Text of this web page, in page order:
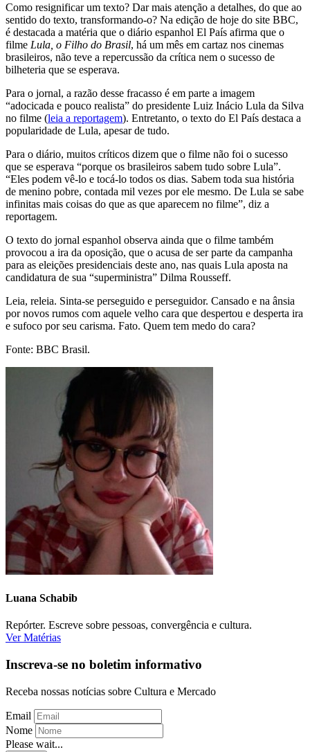
Como resignificar um texto? Dar mais atenção a detalhes, do que ao
sentido do texto, transformando-o? Na edição de hoje do site BBC,
é destacada a matéria que o diário espanhol El País afirma que o
filme Lula, o Filho do Brasil, há um mês em cartaz nos cinemas
brasileiros, não teve a repercussão da crítica nem o sucesso de
bilheteria que se esperava.
Para o jornal, a razão desse fracasso é em parte a imagem
“adocicada e pouco realista” do presidente Luiz Inácio Lula da Silva
no filme (leia a reportagem). Entretanto, o texto do El País destaca a
popularidade de Lula, apesar de tudo.
Para o diário, muitos críticos dizem que o filme não foi o sucesso
que se esperava “porque os brasileiros sabem tudo sobre Lula”.
“Eles podem vê-lo e tocá-lo todos os dias. Sabem toda sua história
de menino pobre, contada mil vezes por ele mesmo. De Lula se sabe
infinitas mais coisas do que as que aparecem no filme”, diz a
reportagem.
O texto do jornal espanhol observa ainda que o filme também
provocou a ira da oposição, que o acusa de ser parte da campanha
para as eleições presidenciais deste ano, nas quais Lula aposta na
candidatura de sua “superministra” Dilma Rousseff.
Leia, releia. Sinta-se perseguido e perseguidor. Cansado e na ânsia
por novos rumos com aquele velho cara que despertou e desperta ira
e sufoco por seu carisma. Fato. Quem tem medo do cara?
Fonte: BBC Brasil.
Luana Schabib
Repórter. Escreve sobre pessoas, convergência e cultura.
Ver Matérias
Inscreva-se no boletim informativo
Receba nossas notícias sobre Cultura e Mercado
Email
Nome
Please wait...